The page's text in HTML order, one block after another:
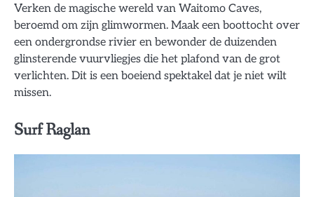
Verken de magische wereld van Waitomo Caves,
beroemd om zijn glimwormen. Maak een boottocht over
een ondergrondse rivier en bewonder de duizenden
glinsterende vuurvliegjes die het plafond van de grot
verlichten. Dit is een boeiend spektakel dat je niet wilt
missen.
Surf Raglan